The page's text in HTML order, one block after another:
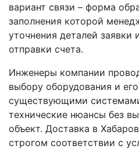
вариант связи – форма
заполнения которой
уточнения деталей
отправки счета.
Инженеры компании
выбору оборудования и
существующими
технические нюансы без
объект. Доставка в
строгом соответствии с